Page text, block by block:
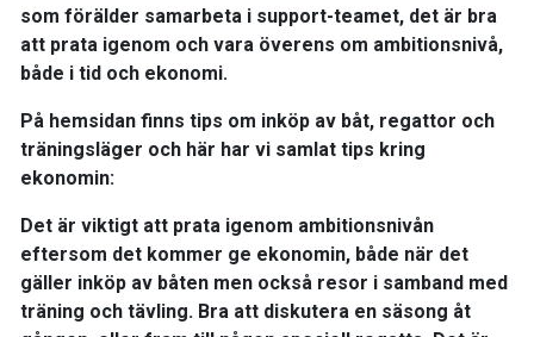
som förälder samarbeta i support-teamet, det är bra
att prata igenom och vara överens om ambitionsnivå,
både i tid och ekonomi.
På hemsidan finns tips om inköp av båt, regattor och
träningsläger och här har vi samlat tips kring
ekonomin:
Det är viktigt att prata igenom ambitionsnivån
eftersom det kommer ge ekonomin, både när det
gäller inköp av båten men också resor i samband med
träning och tävling. Bra att diskutera en säsong åt